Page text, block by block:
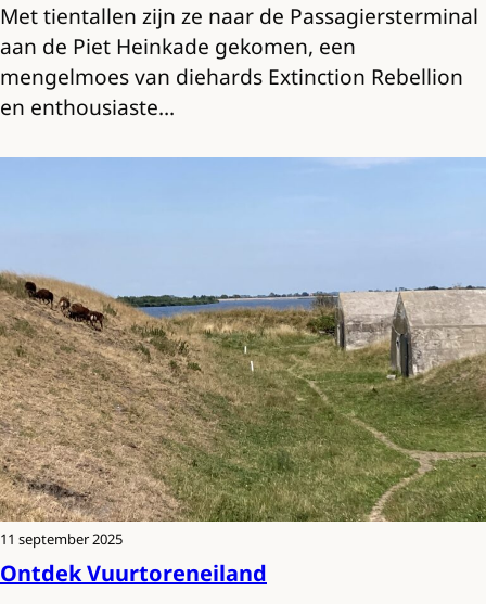
Met tientallen zijn ze naar de Passagiersterminal
aan de Piet Heinkade gekomen, een
mengelmoes van diehards Extinction Rebellion
en enthousiaste…
11 september 2025
Ontdek Vuurtoreneiland